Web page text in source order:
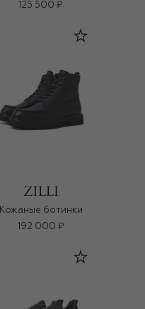
125 500 ₽
Кожаные ботинки
192 000 ₽